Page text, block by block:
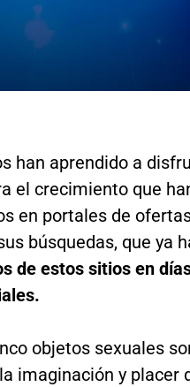
han aprendido a
el crecimiento que
en portales de
búsquedas, que ya
de estos sitios en
objetos sexuales
imaginación y placer